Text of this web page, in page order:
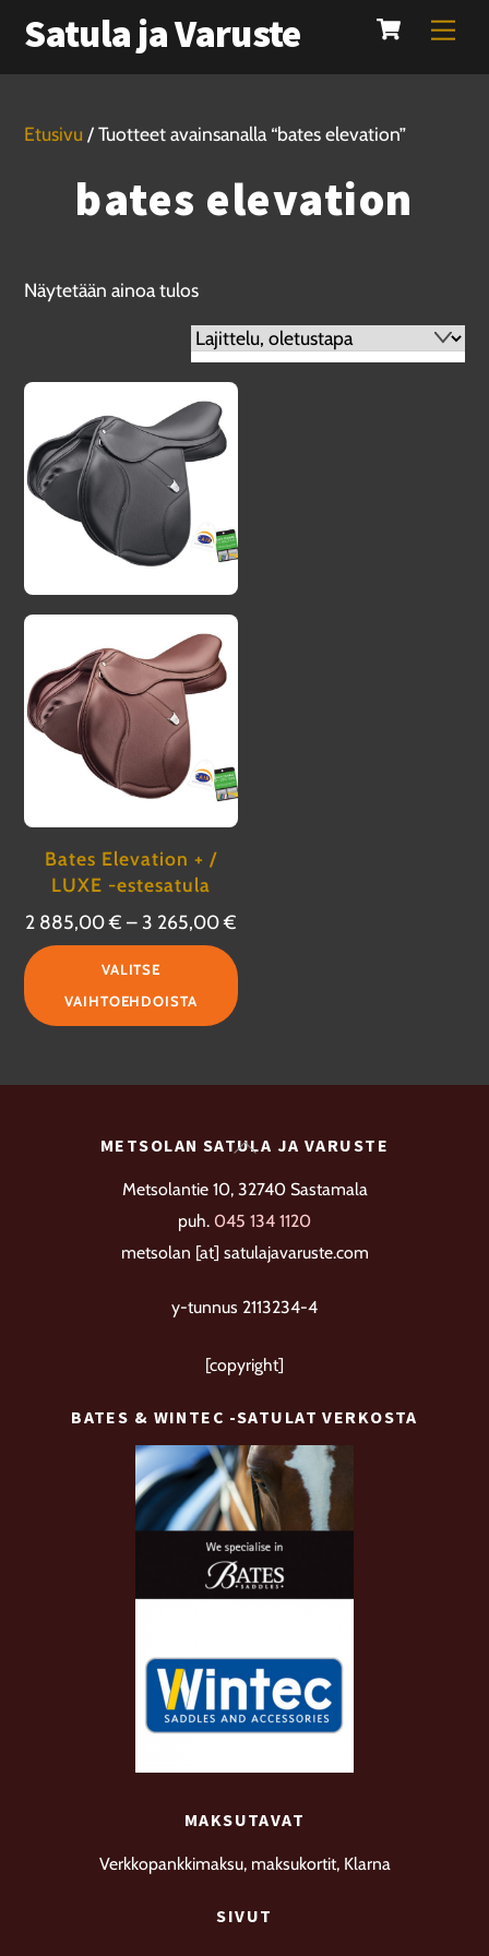
content
Cart
Satula ja Varuste
Etusivu / Tuotteet avainsanalla “bates elevation”
bates elevation
Näytetään ainoa tulos
Bates Elevation + /
LUXE -estesatula
2 885,00€ – 3 265,00€Hintaluokka:
885,00 €
265,00 €
VALITSE
VAIHTOEHDOISTA
tuotteella
muunnelma.
tehdä
valinnat
tuotteen
sivulla.
Back
METSOLAN SATULA JA VARUSTE
Metsolantie 10, 32740 Sastamala
puh. 045 134 1120
metsolan [at] satulajavaruste.com
y-tunnus 2113234-4
[copyright]
BATES & WINTEC -SATULAT VERKOSTA
MAKSUTAVAT
Verkkopankkimaksu, maksukortit, Klarna
SIVUT